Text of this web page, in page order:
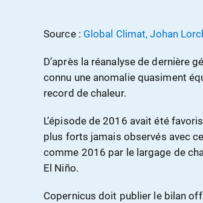
Source : Global Climat, Johan
D’après la réanalyse de dernière
connu une anomalie quasiment
record de chaleur.
L’épisode de 2016 avait été
plus forts jamais observés avec
comme 2016 par le largage de
El Niño.
Copernicus doit publier le bilan